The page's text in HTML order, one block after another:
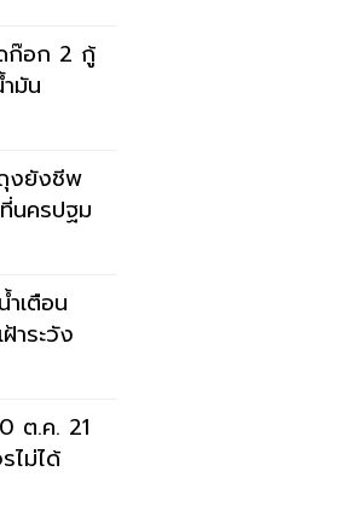
อก 2 กู้
มัน
งยังชีพ
นครปฐม
เตือน
าระวัง
ต.ค. 21
ไม่ได้